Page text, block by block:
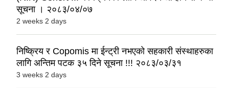
सूचना । २०८३/०४/०७
2 weeks 2 days
निष्क्रिय र Copomis मा ईन्ट्री नभएको सहकारी संस्थाहरुका
लागि अन्तिम पटक ३५ दिने सूचना !!! २०८३/०३/३१
3 weeks 2 days